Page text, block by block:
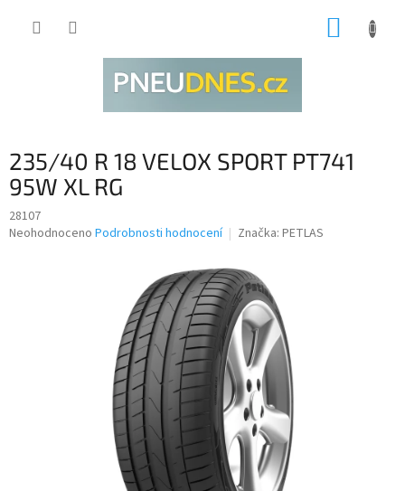
235/40 R 18 VELOX SPORT PT741
95W XL RG
28107
Průměrné
Neohodnoceno Podrobnosti hodnocení Značka: PETLAS